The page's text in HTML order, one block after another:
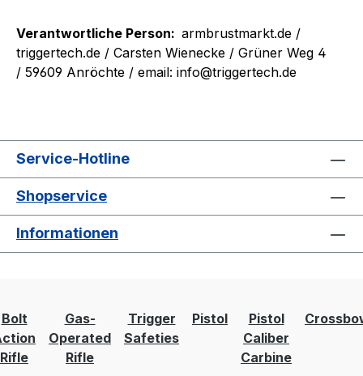
Verantwortliche Person: armbrustmarkt.de /
triggertech.de / Carsten Wienecke / Grüner Weg 4
/ 59609 Anröchte / email: info@triggertech.de
Service-Hotline
Shopservice
Informationen
Bolt
Rifle
Gas-
Operated
Rifle
Trigger
Safeties
Pistol
Pistol
Caliber
Carbine